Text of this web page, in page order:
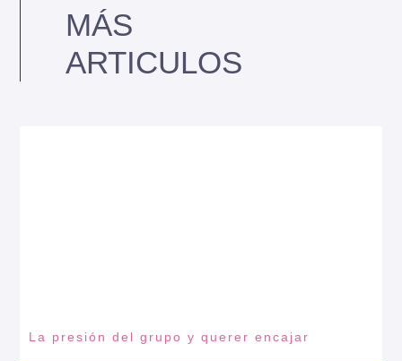
MÁS
ARTICULOS
La presión del grupo y querer encajar